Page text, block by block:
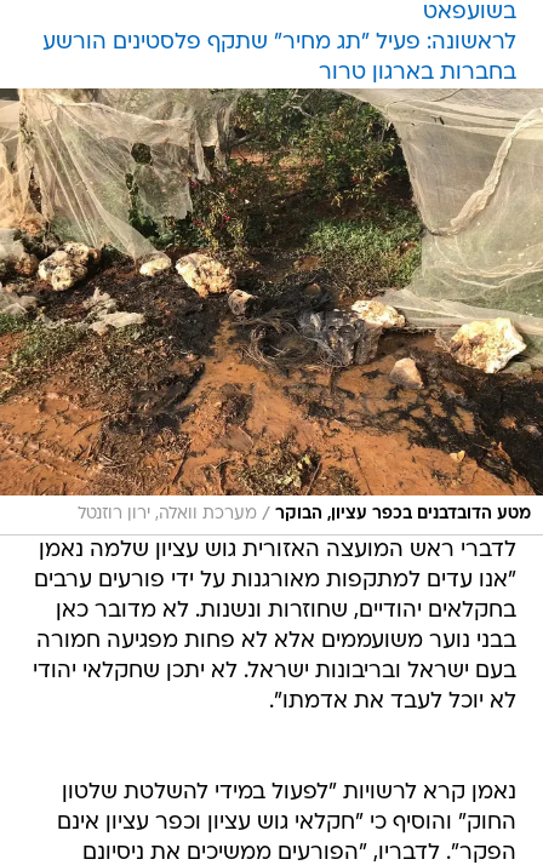
בשועפאט
לראשונה: פעיל "תג מחיר" שתקף פלסטינים הורשע
בחברות בארגון טרור
מטע הדובדבנים בכפר עציון, הבוקר / מערכת וואלה, ירון רוזנטל
לדברי ראש המועצה האזורית גוש עציון שלמה נאמן
"אנו עדים למתקפות מאורגנות על ידי פורעים ערבים
בחקלאים יהודיים, שחוזרות ונשנות. לא מדובר כאן
בבני נוער משועממים אלא לא פחות מפגיעה חמורה
בעם ישראל ובריבונות ישראל. לא יתכן שחקלאי יהודי
לא יוכל לעבד את אדמתו".
נאמן קרא לרשויות "לפעול במידי להשלטת שלטון
החוק" והוסיף כי "חקלאי גוש עציון וכפר עציון אינם
הפקר". לדבריו, "הפורעים ממשיכים את ניסיונם